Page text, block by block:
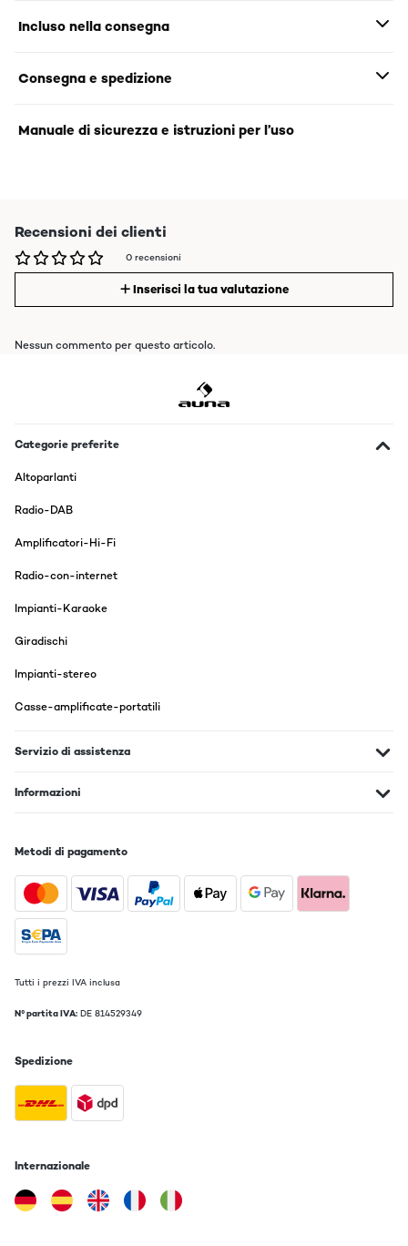
Incluso nella consegna
Consegna e spedizione
Manuale di sicurezza e istruzioni per l’uso
Recensioni dei clienti
0 recensioni
Inserisci la tua valutazione
Nessun commento per questo articolo.
Categorie preferite
Altoparlanti
Radio-DAB
Amplificatori-Hi-Fi
Radio-con-internet
Impianti-Karaoke
Giradischi
Impianti-stereo
Casse-amplificate-portatili
Servizio di assistenza
Informazioni
Metodi di pagamento
Tutti i prezzi IVA inclusa
N° partita IVA: DE 814529349
Spedizione
Internazionale